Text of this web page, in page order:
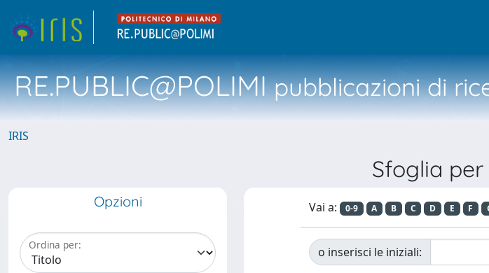
RE.PUBLIC@POLIMIpubblicazioni di
IRIS
Sfoglia per
Opzioni
Ordina per:
Vai a: 0-9 A B C D E F
o inserisci le iniziali: